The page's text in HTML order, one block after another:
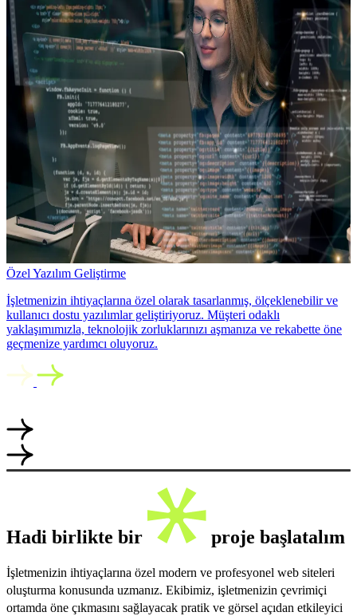
Özel Yazılım Geliştirme
İşletmenizin ihtiyaçlarına özel olarak tasarlanmış, ölçeklenebilir ve
kullanıcı dostu yazılımlar geliştiriyoruz. Müşteri odaklı
yaklaşımımızla, teknolojik zorluklarınızı aşmanıza ve rekabette öne
geçmenize yardımcı oluyoruz.
Hadi birlikte bir proje başlatalım
İşletmenizin ihtiyaçlarına özel modern ve profesyonel web siteleri
oluşturma konusunda uzmanız. Ekibimiz, işletmenizin çevrimiçi
ortamda öne çıkmasını sağlayacak pratik ve görsel açıdan etkileyici